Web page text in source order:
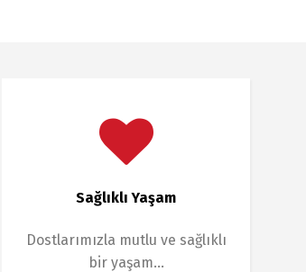
Sağlıklı Yaşam
Dostlarımızla mutlu ve sağlıklı
bir yaşam…